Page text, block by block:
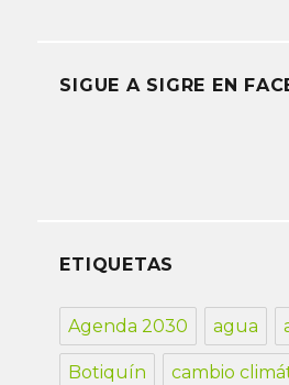
SIGUE A SIGRE EN
ETIQUETAS
Agenda 2030 agua
Botiquín cambio